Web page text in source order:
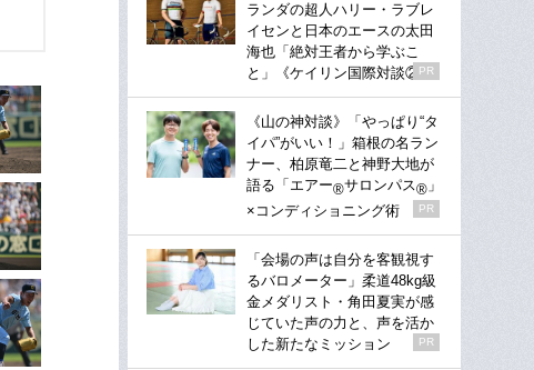
ランダの超人ハリー・ラブレ
イセンと日本のエースの太田
海也「絶対王者から学ぶこ
と」《ケイリン国際対談②》
PR
《山の神対談》「やっぱり“タ
イパ”がいい！」箱根の名ラン
ナー、柏原竜二と神野大地が
語る「エアー®サロンパス® 」
×コンディショニング術
PR
「会場の声は自分を客観視す
るバロメーター」柔道48kg級
金メダリスト・角田夏実が感
じていた声の力と、声を活か
した新たなミッション
PR